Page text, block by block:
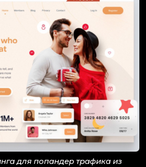
для попандер трафика из